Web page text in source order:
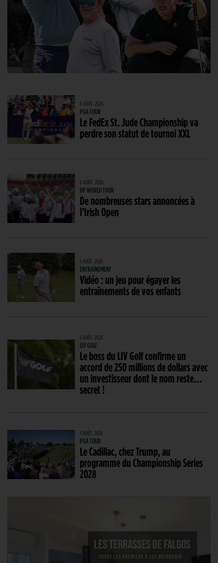
6 AOÛT. 2026
PGA TOUR
Le FedEx St. Jude Championship va
perdre son statut de tournoi XXL
6 AOÛT. 2026
DP WORLD TOUR
De nombreuses stars annoncées à
l’Irish Open
5 AOÛT. 2026
ENTRAÎNEMENT
Vidéo : un jeu pour égayer les
entraînements de vos enfants
5 AOÛT. 2026
LIV GOLF
Le boss du LIV Golf confirme un
accord de 250 millions de dollars avec
un investisseur dont le nom reste…
secret !
5 AOÛT. 2026
PGA TOUR
Le Cadillac, chez Trump, au
programme du Championship Series
2028